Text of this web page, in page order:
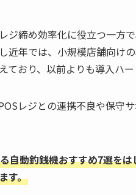
ジ締め効率化に役立つ一方
近年では、小規模店舗向け
ており、以前よりも導入ハー
レジとの連携不良や保守
自動釣銭機おすすめ7選を
す。